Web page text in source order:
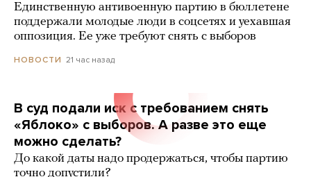
Единственную антивоенную партию в бюллетене
поддержали молодые люди в соцсетях и уехавшая
оппозиция. Ее уже требуют снять с выборов
НОВОСТИ 21 час назад
В суд подали иск с требованием снять
«Яблоко» с выборов. А разве это еще
можно сделать?
До какой даты надо продержаться, чтобы партию
точно допустили?